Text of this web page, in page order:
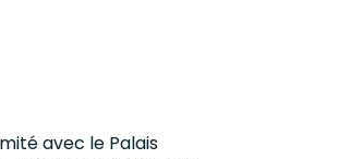
avec le Palais